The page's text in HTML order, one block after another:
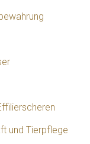
und Tierpflege